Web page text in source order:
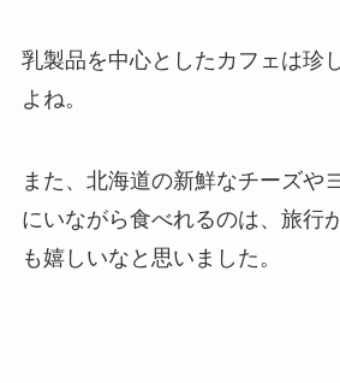
乳製品を中心としたカフェは珍
よね。
また、北海道の新鮮なチーズや
にいながら食べれるのは、旅行
も嬉しいなと思いました。